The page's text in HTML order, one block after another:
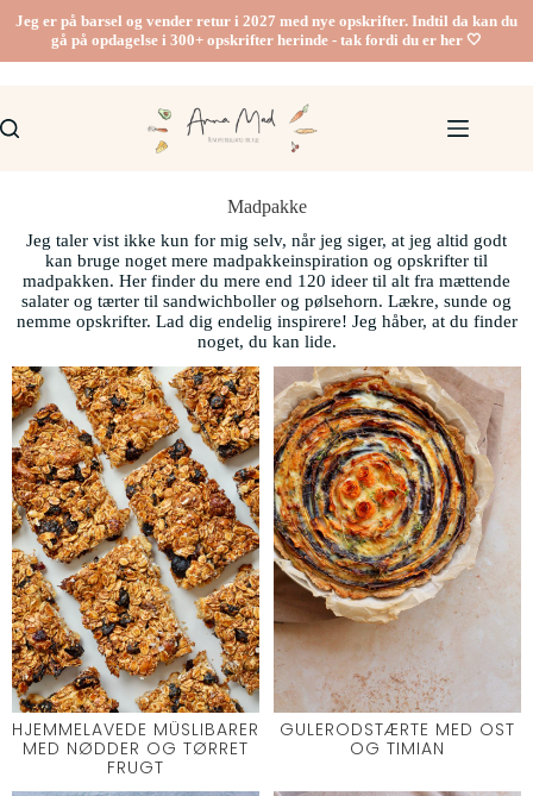
Jeg er på barsel og vender retur i 2027 med nye opskrifter. Indtil da kan du
gå på opdagelse i 300+ opskrifter herinde - tak fordi du er her 🤍
Madpakke
Jeg taler vist ikke kun for mig selv, når jeg siger, at jeg altid godt
kan bruge noget mere madpakkeinspiration og opskrifter til
madpakken. Her finder du mere end 120 ideer til alt fra mættende
salater og tærter til sandwichboller og pølsehorn. Lækre, sunde og
nemme opskrifter. Lad dig endelig inspirere! Jeg håber, at du finder
noget, du kan lide.
HJEMMELAVEDE MÜSLIBARER
MED NØDDER OG TØRRET
FRUGT
GULERODSTÆRTE MED OST
OG TIMIAN